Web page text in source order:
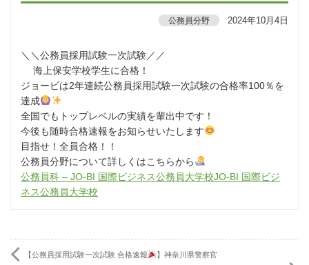
公務員分野 2024年10月4日
＼＼公務員採用試験一次試験／／
海上保安学校学生に合格！
ジョービは2年連続公務員採用試験一次試験の合格率100％を
達成
全国でもトップレベルの実績を輩出中です！
今後も随時合格速報をお知らせいたします
目指せ！全員合格！！
公務員分野について詳しくはこちらから
公務員科 – JO-BI 国際ビジネス公務員大学校JO-BI 国際ビジ
ネス公務員大学校
【公務員採用試験一次試験 合格速報
】神奈川県警察官